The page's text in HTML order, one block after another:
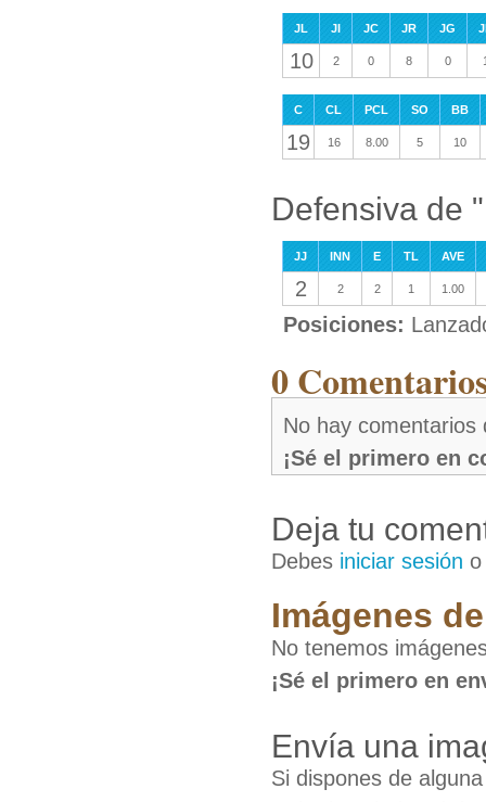
JL JI JC JR JG
10 2 0 8 0
C CL PCL SO BB
19 16 8.00 5 10
Defensiva de
JJ INN E TL AVE
2 2 2 1 1.00
Posiciones:
0
No hay comentarios
¡Sé el primero en
Deja tu
Debes iniciar sesión
Imágenes
No tenemos
¡Sé el primero en
Envía una
Si dispones de